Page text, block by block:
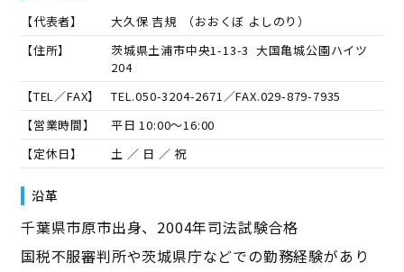
【代表者】 大久保 吉規 （おおくぼ よしのり）
【住所】
茨城県土浦市中央1-13-3 大国亀城公園ハイツ
204
【TEL／FAX】
TEL.050-3204-2671 ／FAX.029-879-7935
【営業時間】
平日 10:00～16:00
【定休日】
土 ／ 日 ／ 祝
沿革
千葉県市原市出身、2004年司法試験合格
国税不服審判所や茨城県庁などでの勤務経験があり